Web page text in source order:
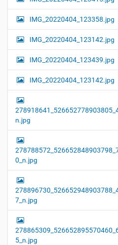
IMG_20220404_123358.jpg
IMG_20220404_123142.jpg
IMG_20220404_123439.jpg
IMG_20220404_123142.jpg
n.jpg
0_n.jpg
7_n.jpg
5_n.jpg